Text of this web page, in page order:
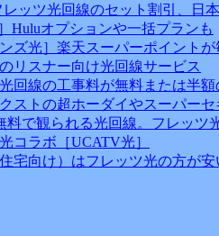
レッツ光回線のセット割引、日
Huluオプションや一括プランも
ズ光］楽天スーパーポイント
リスナー向け光回線サービス
回線の工事料が無料または半
ストの超ホーダイやスーパー
料で観られる光回線。フレッツ
コラボ［UCATV光］
宅向け）はフレッツ光の方が安